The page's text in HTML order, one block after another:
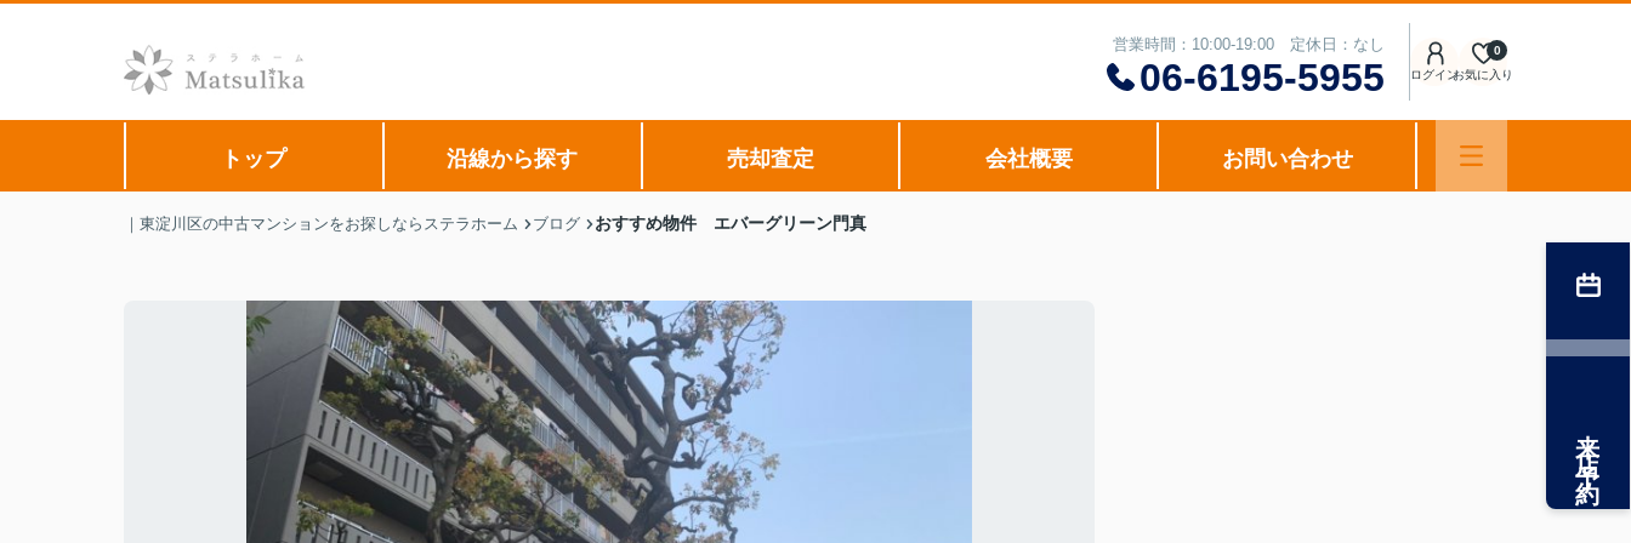
営業時間：10:00-19:00 定休日：なし
06-6195-5955 ログインお気に入り
0
トップ 沿線から探す 売却査定 会社概要 お問い合わせ
｜東淀川区の中古マンションをお探しならステラホーム ブログ おすすめ物件 エバーグリーン門真
来店予約